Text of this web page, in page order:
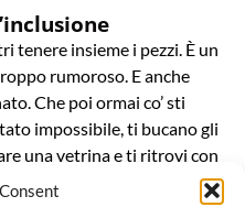
tenere insieme i pezzi. È un
rumoroso. E anche
Che poi ormai co’ sti
impossibile, ti bucano gli
una vetrina e ti ritrovi con
un casino da […]